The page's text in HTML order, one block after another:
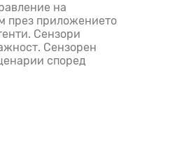
на
през приложението
Сензори
Сензорен
според